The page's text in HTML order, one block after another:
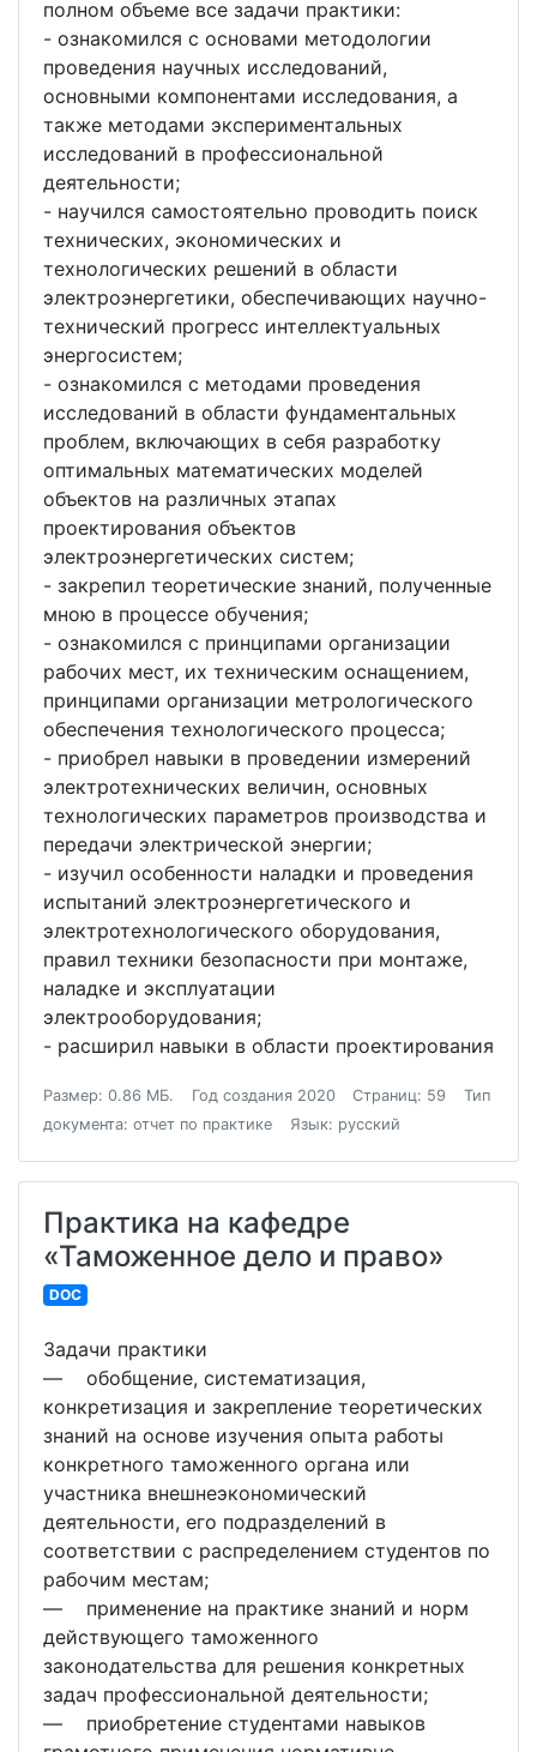
полном объеме все задачи практики:
- ознакомился с основами методологии
проведения научных исследований,
основными компонентами исследования, а
также методами экспериментальных
исследований в профессиональной
деятельности;
- научился самостоятельно проводить поиск
технических, экономических и
технологических решений в области
электроэнергетики, обеспечивающих научно-
технический прогресс интеллектуальных
энергосистем;
- ознакомился с методами проведения
исследований в области фундаментальных
проблем, включающих в себя разработку
оптимальных математических моделей
объектов на различных этапах
проектирования объектов
электроэнергетических систем;
- закрепил теоретические знаний, полученные
мною в процессе обучения;
- ознакомился с принципами организации
рабочих мест, их техническим оснащением,
принципами организации метрологического
обеспечения технологического процесса;
- приобрел навыки в проведении измерений
электротехнических величин, основных
технологических параметров производства и
передачи электрической энергии;
- изучил особенности наладки и проведения
испытаний электроэнергетического и
электротехнологического оборудования,
правил техники безопасности при монтаже,
наладке и эксплуатации
электрооборудования;
- расширил навыки в области проектирования
Размер: 0.86 МБ. Год создания 2020 Страниц: 59
Тип
документа: отчет по практике
Язык: русский
Практика на кафедре
«Таможенное дело и право»
DOC
Задачи практики
― обобщение, систематизация,
конкретизация и закрепление теоретических
знаний на основе изучения опыта работы
конкретного таможенного органа или
участника внешнеэкономический
деятельности, его подразделений в
соответствии с распределением студентов по
рабочим местам;
― применение на практике знаний и норм
действующего таможенного
законодательства для решения конкретных
задач профессиональной деятельности;
― приобретение студентами навыков